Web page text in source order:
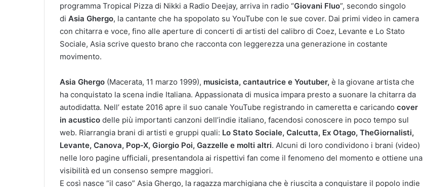
programma Tropical Pizza di Nikki a Radio Deejay, arriva in radio “Giovani Fluo”, secondo singolo
di Asia Ghergo, la cantante che ha spopolato su YouTube con le sue cover. Dai primi video in camera
con chitarra e voce, fino alle aperture di concerti di artisti del calibro di Coez, Levante e Lo Stato
Sociale, Asia scrive questo brano che racconta con leggerezza una generazione in costante
movimento.
Asia Ghergo (Macerata, 11 marzo 1999), musicista, cantautrice e Youtuber, è la giovane artista che
ha conquistato la scena indie Italiana. Appassionata di musica impara presto a suonare la chitarra da
autodidatta. Nell’ estate 2016 apre il suo canale YouTube registrando in cameretta e caricando cover
in acustico delle più importanti canzoni dell’indie italiano, facendosi conoscere in poco tempo sul
web. Riarrangia brani di artisti e gruppi quali: Lo Stato Sociale, Calcutta, Ex Otago, TheGiornalisti,
Levante, Canova, Pop-X, Giorgio Poi, Gazzelle e molti altri. Alcuni di loro condividono i brani (video)
nelle loro pagine ufficiali, presentandola ai rispettivi fan come il fenomeno del momento e ottiene una
visibilità ed un consenso sempre maggiori.
E così nasce “il caso” Asia Ghergo, la ragazza marchigiana che è riuscita a conquistare il popolo indie